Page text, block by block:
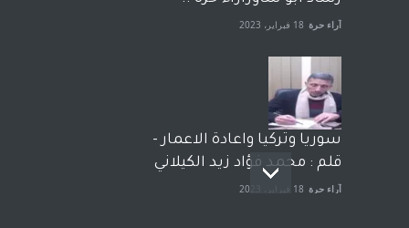
آراء حرة 18 فبراير، 2023
سوريا وتركيا واعادة الاعمار -
قلم : محمد فؤاد زيد الكيلاني
آراء حرة 18 فبراير، 2023